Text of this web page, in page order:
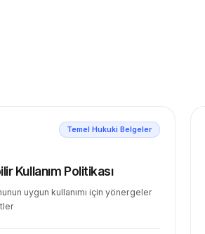
Temel Hukuki Belgeler
Kullanım Politikası
uygun kullanımı için yönergeler